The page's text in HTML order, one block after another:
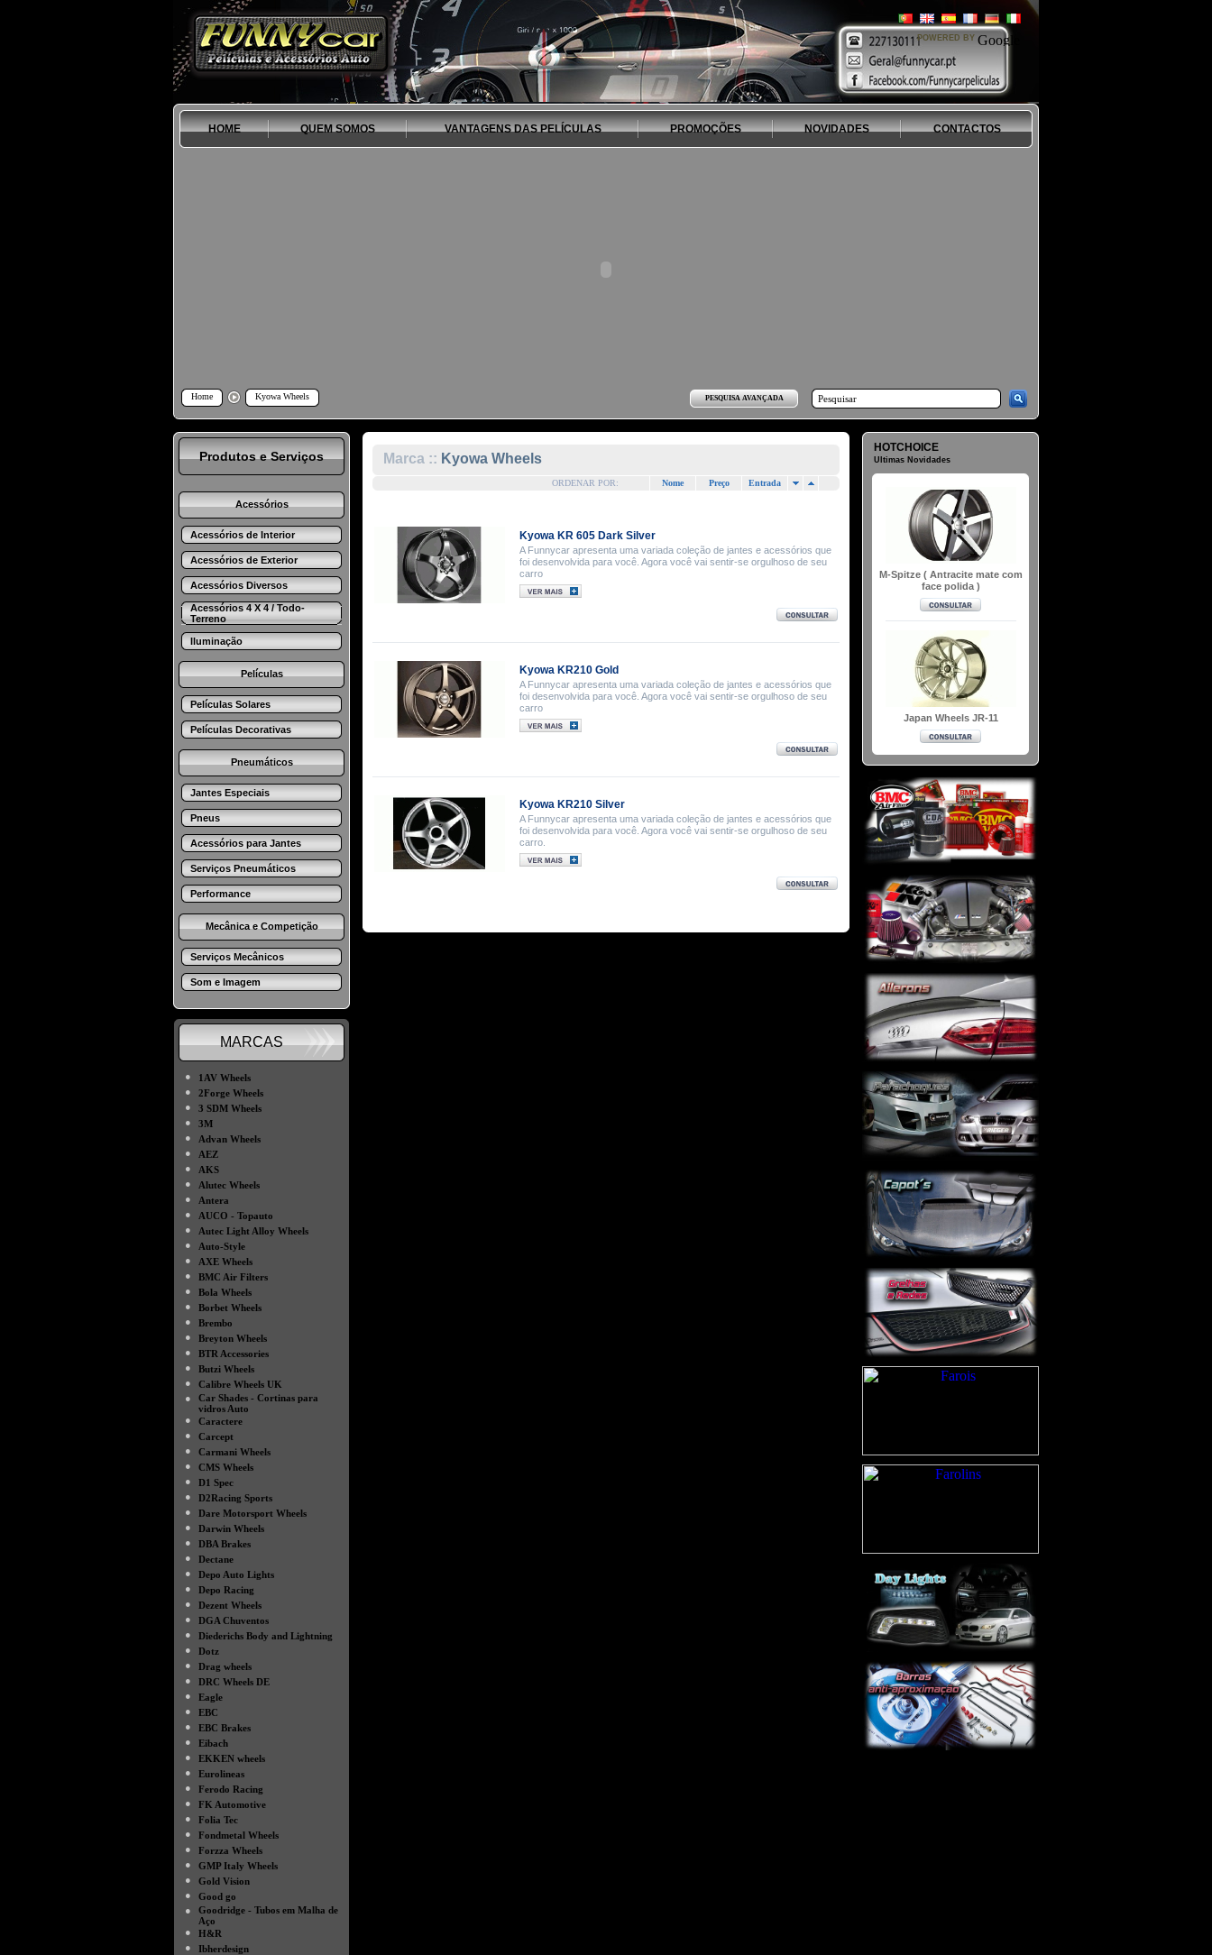
POWERED BY
HOME QUEM SOMOS VANTAGENS DAS PELÍCULAS PROMOÇÕES NOVIDADES CONTACTOS
Home Kyowa Wheels PESQUISA AVANÇADA
Produtos e Serviços
Acessórios
Acessórios de Interior
Acessórios de Exterior
Acessórios Diversos
Acessórios 4 X 4 / Todo-
Terreno
Iluminação
Películas
Películas Solares
Películas Decorativas
Pneumáticos
Jantes Especiais
Pneus
Acessórios para Jantes
Serviços Pneumáticos
Performance
Mecânica e Competição
Serviços Mecânicos
Som e Imagem
MARCAS
●
1AV Wheels
●
2Forge Wheels
●
3 SDM Wheels
●
3M
●
Advan Wheels
●
AEZ
●
AKS
●
Alutec Wheels
●
Antera
●
AUCO - Topauto
●
Autec Light Alloy Wheels
●
Auto-Style
●
AXE Wheels
●
BMC Air Filters
●
Bola Wheels
●
Borbet Wheels
●
Brembo
●
Breyton Wheels
●
BTR Accessories
●
Butzi Wheels
●
Calibre Wheels UK
●
Car Shades - Cortinas para
vidros Auto
●
Caractere
●
Carcept
●
Carmani Wheels
●
CMS Wheels
●
D1 Spec
●
D2Racing Sports
●
Dare Motorsport Wheels
●
Darwin Wheels
●
DBA Brakes
●
Dectane
●
Depo Auto Lights
●
Depo Racing
●
Dezent Wheels
●
DGA Chuventos
●
Diederichs Body and Lightning
●
Dotz
●
Drag wheels
●
DRC Wheels DE
●
Eagle
●
EBC
●
EBC Brakes
●
Eibach
●
EKKEN wheels
●
Eurolineas
●
Ferodo Racing
●
FK Automotive
●
Folia Tec
●
Fondmetal Wheels
●
Forzza Wheels
●
GMP Italy Wheels
●
Gold Vision
●
Good go
●
Goodridge - Tubos em Malha de
Aço
●
H&R
●
Ibherdesign
Marca :: Kyowa Wheels
ORDENAR POR: Nome Preço Entrada
Kyowa KR 605 Dark Silver
A Funnycar apresenta uma variada coleção de jantes e acessórios que
foi desenvolvida para você. Agora você vai sentir-se orgulhoso de seu
carro
Kyowa KR210 Gold
A Funnycar apresenta uma variada coleção de jantes e acessórios que
foi desenvolvida para você. Agora você vai sentir-se orgulhoso de seu
carro
Kyowa KR210 Silver
A Funnycar apresenta uma variada coleção de jantes e acessórios que
foi desenvolvida para você. Agora você vai sentir-se orgulhoso de seu
carro.
HOTCHOICE
Ultimas Novidades
M-Spitze ( Antracite mate com
face polida )
Japan Wheels JR-11